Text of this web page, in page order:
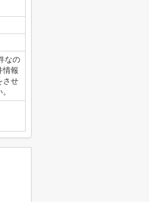
なの
情報
させ